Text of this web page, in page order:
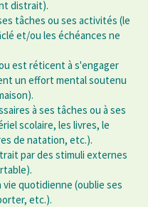
distrait).
tâches ou ses activités (le
et/ou les échéances ne
est réticent à s'engager
un effort mental soutenu
à ses tâches ou à ses
scolaire, les livres, le
de natation, etc.).
par des stimuli externes
quotidienne (oublie ses
etc.).